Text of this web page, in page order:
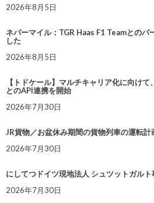
2026年8月5日
ネバーマイル：TGR Haas F1 Teamとのパ
した
2026年8月5日
【トドケール】マルチキャリア化に向け
とのAPI連携を開始
2026年7月30日
JR貨物／お盆休み期間の貨物列車の運転計
2026年7月30日
にしてつドイツ現地法人 シュツットガル
2026年7月30日